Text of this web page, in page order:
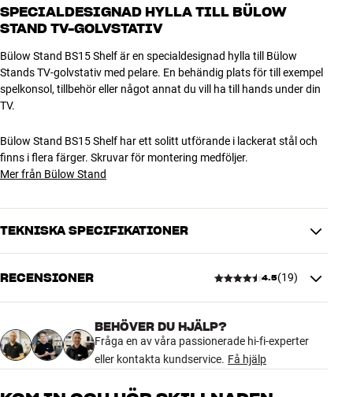
SPECIALDESIGNAD HYLLA TILL BÜLOW
STAND TV-GOLVSTATIV
Bülow Stand BS15 Shelf är en specialdesignad hylla till Bülow
Stands TV-golvstativ med pelare. En behändig plats för till exempel
spelkonsol, tillbehör eller något annat du vill ha till hands under din
TV.
Bülow Stand BS15 Shelf har ett solitt utförande i lackerat stål och
finns i flera färger. Skruvar för montering medföljer.
Mer från Bülow Stand
TEKNISKA SPECIFIKATIONER
DIMENSIONER OCH DESIGN
Färg
Svart
Vikt (kg)
4,5
Vikt emballage (kg)
4,5
Mått (förpackning)
46 x 15,5 x 55 cm (bredd x höjd x
RECENSIONER 4.5(19)
4.5
BEHÖVER DU HJÄLP?
Fråga en av våra passionerade hi-fi-experter
eller kontakta kundservice. Få hjälp